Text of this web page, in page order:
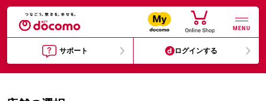
MENU
サポート ログインする